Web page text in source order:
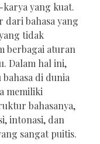
yang kuat.
dari bahasa yang
tidak
berbagai aturan
Dalam hal ini,
di dunia
memiliki
bahasanya,
intonasi, dan
sangat puitis.